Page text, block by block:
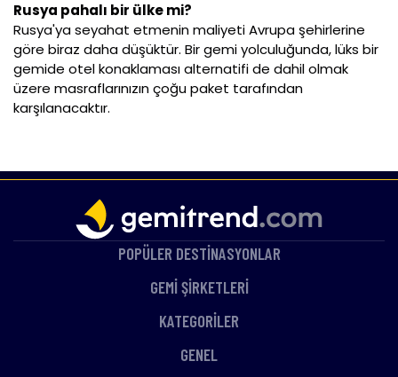
Rusya pahalı bir ülke mi?
Rusya'ya seyahat etmenin maliyeti Avrupa şehirlerine
göre biraz daha düşüktür. Bir gemi yolculuğunda, lüks bir
gemide otel konaklaması alternatifi de dahil olmak
üzere masraflarınızın çoğu paket tarafından
karşılanacaktır.
POPÜLER DESTİNASYONLAR
GEMİ ŞİRKETLERİ
KATEGORİLER
GENEL